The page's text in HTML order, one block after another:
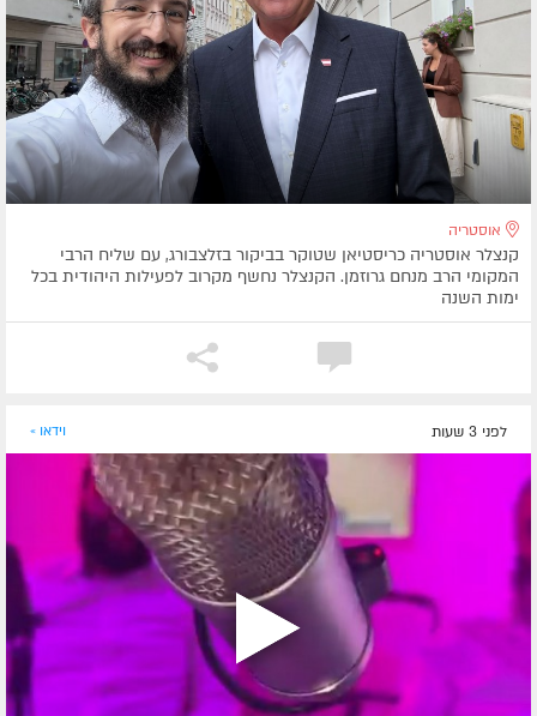
אוסטריה
קנצלר אוסטריה כריסטיאן שטוקר בביקור בזלצבורג, עם שליח הרבי
המקומי הרב מנחם גרוזמן. הקנצלר נחשף מקרוב לפעילות היהודית בכל
ימות השנה
לפני 3 שעות וידאו »